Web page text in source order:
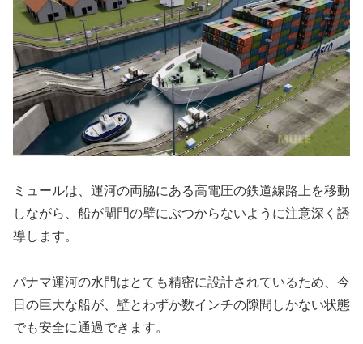
ミュールは、運河の両脇にある高電圧の鉄道線路上を移動
しながら、船が閘門の壁にぶつからないように注意深く誘
導します。
パナマ運河の水門はとても精密に設計されているため、今
日の巨大な船が、壁とわずか数インチの隙間しかない状態
でも安全に通過できます。